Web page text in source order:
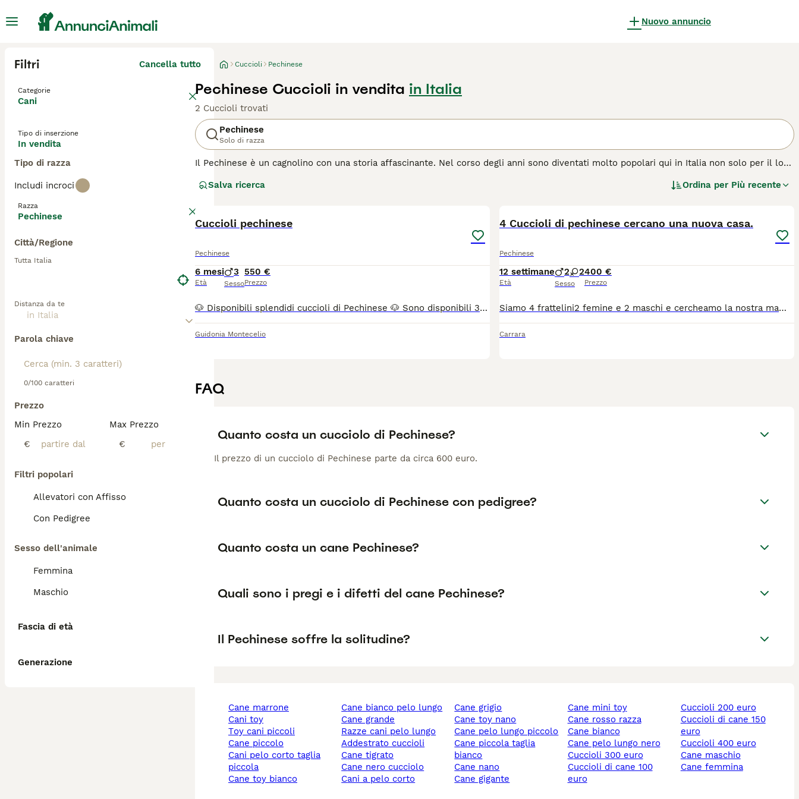
Nuovo annuncio
Filtri Cancella tutto
Categorie
Cani
Tipo di inserzione
In vendita
Tipo di razza
Includi incroci
Razza
Pechinese
Città/Regione
Tutta Italia
Distanza da te
Parola chiave
0/100 caratteri
Prezzo
Min Prezzo
€
Max Prezzo
€
Filtri popolari
Allevatori con Affisso
Con Pedigree
Sesso dell'animale
Femmina
Maschio
Fascia di età
Generazione
Cuccioli Pechinese
Pechinese Cuccioli in vendita in Italia
2 Cuccioli trovati
Pechinese
Solo di razza
Il Pechinese è un cagnolino con una storia affascinante. Nel corso degli anni sono diventati molto popolari qui in Italia non solo per il loro
sono fatti strada nei cuori e nelle case di molte persone in tutto il mondo.
Leggi la
Salva ricerca Ordina per Più recente
Cuccioli pechinese
Pechinese
6 mesi
Età
3
Sesso
550 €
Prezzo
🐶 Disponibili splendidi cuccioli di Pechinese 🐶 Sono disponibili 3 dolcissimi maschietti di Pechinese, nati il 10 giugno e pronti per raggiungere la loro nuova famiglia dal 13 agosto in poi. ❤️ ✅ Prima vaccinazione effettuata ✅ Sverminati 2 volte ✅ Libretto sanitario incluso I cuccioli sono cresciuti in un ambiente familiare, con tanto amore e tutte le cure necessarie. 📞 Per informazioni, foto o prenotazioni:3279093815
Guidonia Montecelio
4 Cuccioli di pechinese cercano una nuova casa.
Pechinese
12 settimane
Età
2 2
Sesso
400 €
Prezzo
Siamo 4 frattelini2 femine e 2 maschi e cercheamo la nostra mammina .Taglia piccola da grandi massimo 4 kg.
Carrara
FAQ
Quanto costa un cucciolo di Pechinese?
Il prezzo di un cucciolo di Pechinese parte da circa 600 euro.
Quanto costa un cucciolo di Pechinese con pedigree?
Quanto costa un cane Pechinese?
Quali sono i pregi e i difetti del cane Pechinese?
Il Pechinese soffre la solitudine?
cane marrone
cani toy
toy cani piccoli
cane piccolo
cani pelo corto taglia
piccola
cane toy bianco
cane bianco pelo lungo
cane grande
razze cani pelo lungo
addestrato cuccioli
cane tigrato
cane nero cucciolo
cani a pelo corto
cane grigio
cane toy nano
cane pelo lungo piccolo
cane piccola taglia
bianco
cane nano
cane gigante
cane mini toy
cane rosso razza
cane bianco
cane pelo lungo nero
cuccioli 300 euro
cuccioli di cane 100
euro
cuccioli 200 euro
cuccioli di cane 150
euro
cuccioli 400 euro
cane maschio
cane femmina